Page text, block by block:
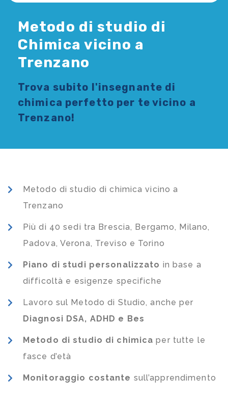
Metodo di studio di
Chimica vicino a
Trenzano
Trova subito l'insegnante di
chimica perfetto per te vicino a
Trenzano!
Metodo di studio di chimica vicino a
Trenzano
Più di 40 sedi tra Brescia, Bergamo, Milano,
Padova, Verona, Treviso e Torino
Piano di studi personalizzato in base a
difficoltà e esigenze specifiche
Lavoro sul Metodo di Studio, anche per
Diagnosi DSA, ADHD e Bes
Metodo di studio di chimica per tutte le
fasce d’età
Monitoraggio costante sull’apprendimento